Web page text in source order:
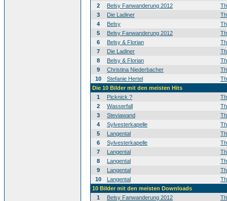
2
Belsy Fanwanderung 2012
3
Die Ladiner
4
Belsy
5
Belsy Fanwanderung 2012
6
Belsy & Florian
7
Die Ladiner
8
Belsy & Florian
9
Christina Niederbacher
10
Stefanie Hertel
Die 10 Bilder mit den meisten Hits
1
Picknick ?
2
Wasserfall
3
Steviawand
4
Sylvesterkapelle
5
Langental
6
Sylvesterkapelle
7
Langental
8
Langental
9
Langental
10
Langental
10 Bilder mit den meisten Downloads
1
Belsy Fanwanderung 2012